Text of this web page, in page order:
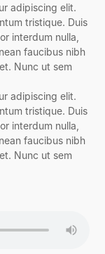
adipiscing elit.
tristique. Duis
interdum nulla,
faucibus nibh
Nunc ut sem
adipiscing elit.
tristique. Duis
interdum nulla,
faucibus nibh
Nunc ut sem